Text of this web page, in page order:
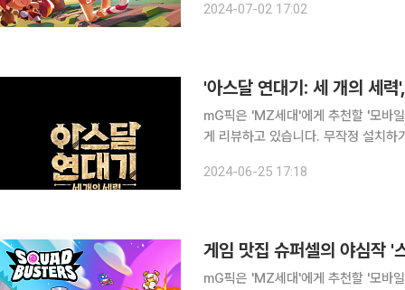
하지 않아도 누구나 들어봤을 이름입
2024-07-02 17:02
mG픽은 'MZ세대'에게 추천할 '모바
게 리뷰하고 있습니다. 무작정 설치
고 불린 한국판 '왕좌의 게임' 아스달
2024-06-25 17:18
게임 맛집 슈퍼셀의 야심작
mG픽은 'MZ세대'에게 추천할 '모바